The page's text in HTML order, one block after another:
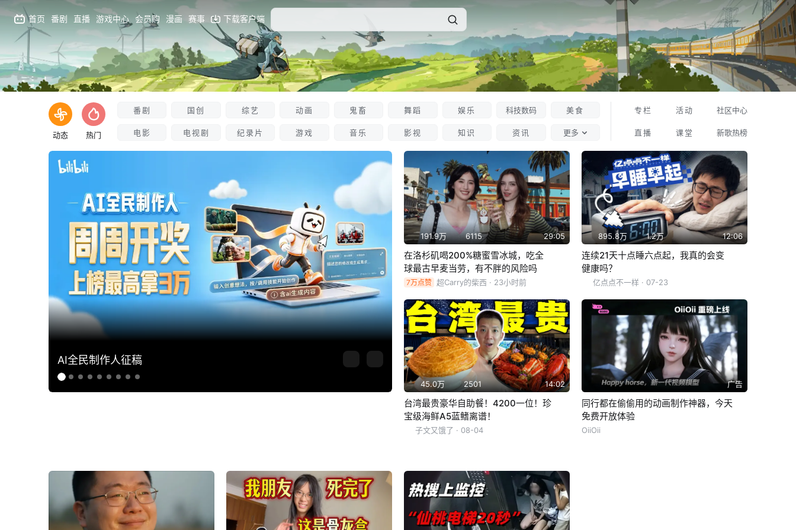
首页 番剧 直播 游戏中心 会员购 漫画 赛事 下载客户端
动态 热门
番剧
电影
国创
电视剧
综艺
纪录片
动画
游戏
鬼畜
音乐
舞蹈
影视
娱乐
知识
科技数码
资讯
美食
更多
专栏
直播
活动
课堂
社区中心
新歌热榜
AI全民制作人征稿
191.9万 6115 29:05
在洛杉矶喝200%糖蜜雪冰城，吃全
球最古早麦当劳，有不胖的风险吗
7万点赞 超Carry的柴西 · 23小时前
895.8万 1.2万 12:06
连续21天十点睡六点起，我真的会变
健康吗？
亿点点不一样 · 07-23
45.0万 2501 14:02
台湾最贵豪华自助餐！4200一位！珍
宝级海鲜A5蓝鳍离谱！
子文又饿了 · 08-04
广告
同行都在偷偷用的动画制作神器，今天
免费开放体验
OiiOii